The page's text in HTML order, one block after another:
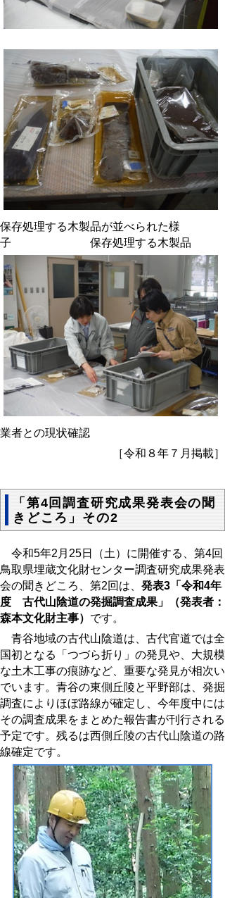
保存処理する木製品が並べられた様
子 保存処理する木製品
業者との現状確認
［令和８年７月掲載］
「第4回調査研究成果発表会の聞
きどころ」その2
令和5年2 月 25日（土）に開催する、第4回
鳥取県埋蔵文化財センター調査研究成果発表
会の聞きどころ、第2回は、 発表3「令和4年
度 古代山陰道の発掘調査成果」（発表者：
森本文化財主事） です。
青谷地域の古代山陰道は、古代官道では全
国初となる「つづら折り」の発見や、大規模
な土木工事の痕跡など、重要な発見が相次い
でいます。青谷の東側丘陵と平野部は、発掘
調査によりほぼ路線が確定し、今年度中には
その調査成果をまとめた報告書が刊行される
予定です。残るは西側丘陵の古代山陰道の路
線確定です。